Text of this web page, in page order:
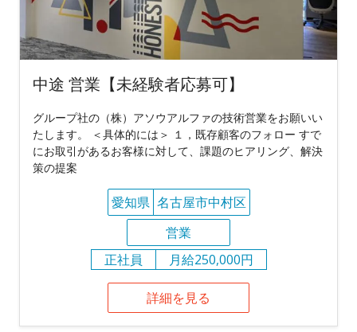
中途 営業【未経験者応募可】
グループ社の（株）アソウアルファの技術営業をお願いい
たします。 ＜具体的には＞ １，既存顧客のフォロー すで
にお取引があるお客様に対して、課題のヒアリング、解決
策の提案
愛知県 名古屋市中村区
営業
正社員
月給250,000円
詳細を見る